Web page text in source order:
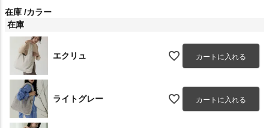
在庫 カラー
在庫
エクリュ カートに入れる
ライトグレー カートに入れる